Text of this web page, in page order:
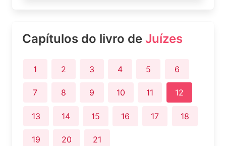
Capítulos do livro de Juízes
1 2 3 4 5 6
7 8 9 10 11 12
13 14 15 16 17 18
19 20 21